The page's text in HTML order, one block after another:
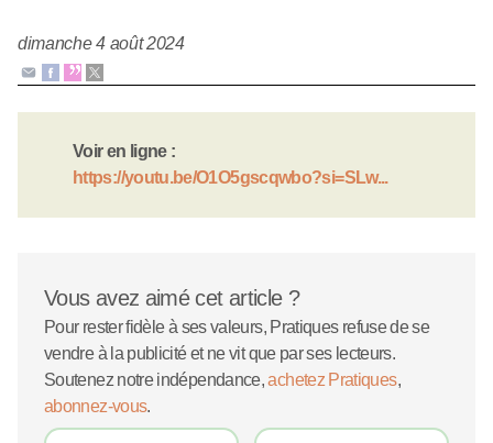
dimanche 4 août 2024
Voir en ligne :
https://youtu.be/O1O5gscqwbo?si=SLw...
Vous avez aimé cet article ?
Pour rester fidèle à ses valeurs, Pratiques refuse de se
vendre à la publicité et ne vit que par ses lecteurs.
Soutenez notre indépendance,achetez Pratiques,
abonnez-vous.